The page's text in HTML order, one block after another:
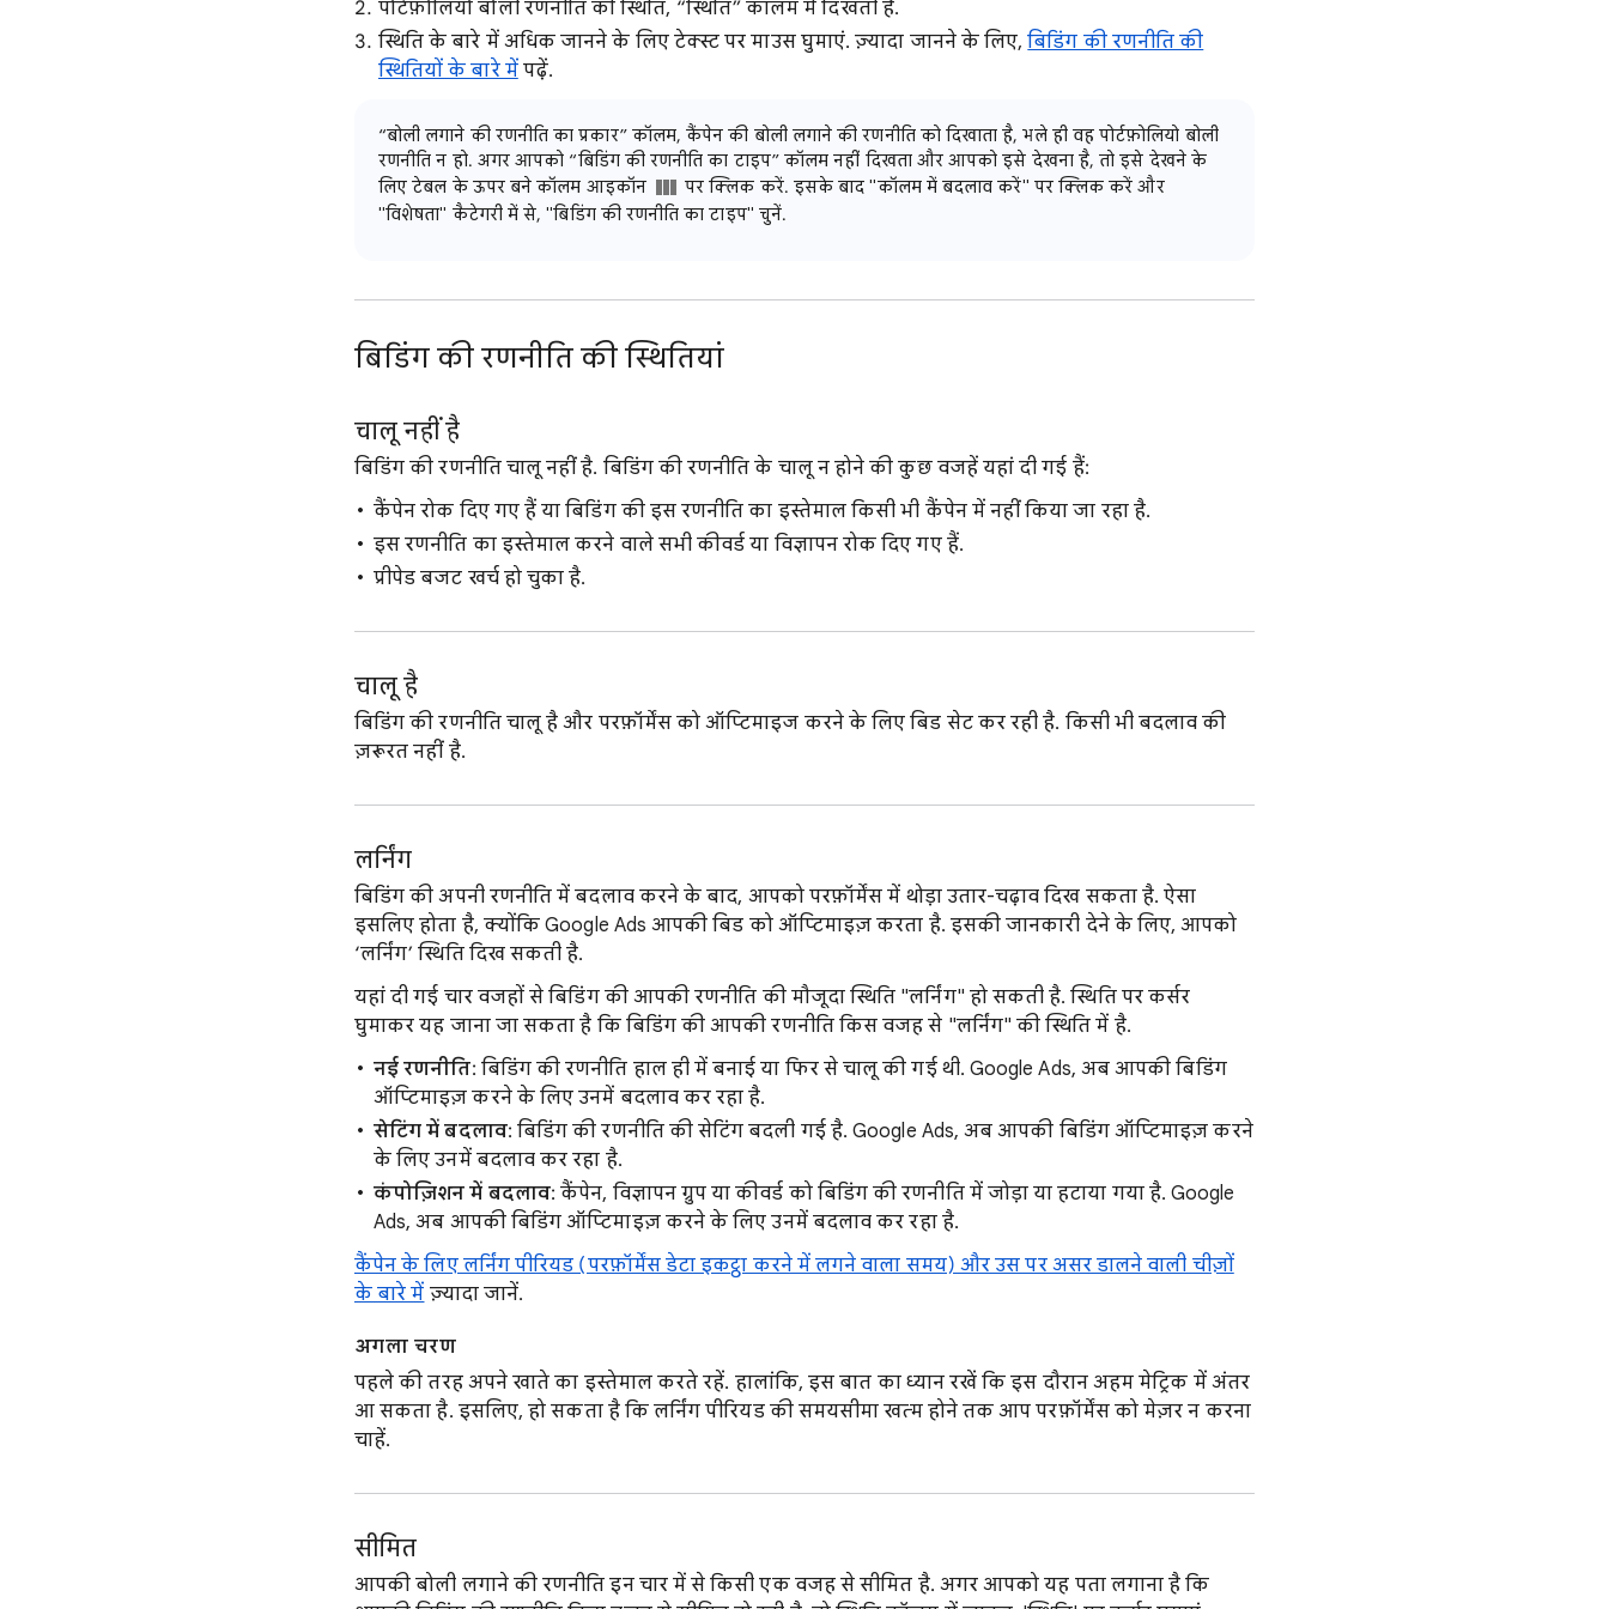
पोर्टफ़ोलियो बोली रणनीति की स्थिति, “स्थिति” कॉलम में दिखती है.
स्थिति के बारे में अधिक जानने के लिए टेक्स्ट पर माउस घुमाएं. ज़्यादा जानने के लिए,बिडिंग की रणनीति की
स्थितियों के बारे मेंपढ़ें.
“बोली लगाने की रणनीति का प्रकार” कॉलम, कैंपेन की बोली लगाने की रणनीति को दिखाता है, भले ही वह पोर्टफ़ोलियो बोली
रणनीति न हो. अगर आपको “बिडिंग की रणनीति का टाइप” कॉलम नहीं दिखता और आपको इसे देखना है, तो इसे देखने के
लिए टेबल के ऊपर बने कॉलम आइकॉन
पर क्लिक करें. इसके बाद "कॉलम में बदलाव करें" पर क्लिक करें और
"विशेषता" कैटेगरी में से, "बिडिंग की रणनीति का टाइप" चुनें.
बिडिंग की रणनीति की स्थितियां
चालू नहीं है
बिडिंग की रणनीति चालू नहीं है. बिडिंग की रणनीति के चालू न होने की कुछ वजहें यहां दी गई हैं:
कैंपेन रोक दिए गए हैं या बिडिंग की इस रणनीति का इस्तेमाल किसी भी कैंपेन में नहीं किया जा रहा है.
इस रणनीति का इस्तेमाल करने वाले सभी कीवर्ड या विज्ञापन रोक दिए गए हैं.
प्रीपेड बजट खर्च हो चुका है.
चालू है
बिडिंग की रणनीति चालू है और परफ़ॉर्मेंस को ऑप्टिमाइज करने के लिए बिड सेट कर रही है. किसी भी बदलाव की
ज़रूरत नहीं है.
लर्निंग
बिडिंग की अपनी रणनीति में बदलाव करने के बाद, आपको परफ़ॉर्मेंस में थोड़ा उतार-चढ़ाव दिख सकता है. ऐसा
इसलिए होता है, क्योंकि Google Ads आपकी बिड को ऑप्टिमाइज़ करता है. इसकी जानकारी देने के लिए, आपको
‘लर्निंग’ स्थिति दिख सकती है.
यहां दी गई चार वजहों से बिडिंग की आपकी रणनीति की मौजूदा स्थिति "लर्निंग" हो सकती है. स्थिति पर कर्सर
घुमाकर यह जाना जा सकता है कि बिडिंग की आपकी रणनीति किस वजह से "लर्निंग" की स्थिति में है.
नई रणनीति: बिडिंग की रणनीति हाल ही में बनाई या फिर से चालू की गई थी. Google Ads, अब आपकी बिडिंग
ऑप्टिमाइज़ करने के लिए उनमें बदलाव कर रहा है.
सेटिंग में बदलाव: बिडिंग की रणनीति की सेटिंग बदली गई है. Google Ads, अब आपकी बिडिंग ऑप्टिमाइज़ करने
के लिए उनमें बदलाव कर रहा है.
कंपोज़िशन में बदलाव: कैंपेन, विज्ञापन ग्रुप या कीवर्ड को बिडिंग की रणनीति में जोड़ा या हटाया गया है. Google
Ads, अब आपकी बिडिंग ऑप्टिमाइज़ करने के लिए उनमें बदलाव कर रहा है.
कैंपेन के लिए लर्निंग पीरियड (परफ़ॉर्मेंस डेटा इकट्ठा करने में लगने वाला समय) और उस पर असर डालने वाली चीज़ों
के बारे में ज़्यादा जानें.
अगला चरण
पहले की तरह अपने खाते का इस्तेमाल करते रहें. हालांकि, इस बात का ध्यान रखें कि इस दौरान अहम मेट्रिक में अंतर
आ सकता है. इसलिए, हो सकता है कि लर्निंग पीरियड की समयसीमा खत्म होने तक आप परफ़ॉर्मेंस को मेज़र न करना
चाहें.
सीमित
आपकी बोली लगाने की रणनीति इन चार में से किसी एक वजह से सीमित है. अगर आपको यह पता लगाना है कि